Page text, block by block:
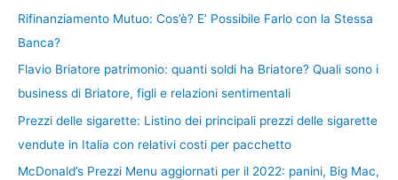
Rifinanziamento Mutuo: Cos’è? E’ Possibile Farlo con la Stessa
Banca?
Flavio Briatore patrimonio: quanti soldi ha Briatore? Quali sono i
business di Briatore, figli e relazioni sentimentali
Prezzi delle sigarette: Listino dei principali prezzi delle sigarette
vendute in Italia con relativi costi per pacchetto
McDonald’s Prezzi Menu aggiornati per il 2022: panini, Big Mac,